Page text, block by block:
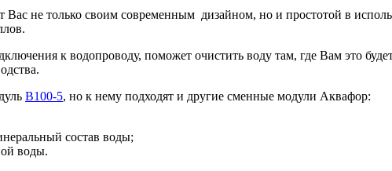
Вас не только своим современным дизайном, но и простотой в
к водопроводу, поможет очистить воду там, где Вам это
B100-5, но к нему подходят и другие сменные модули Аквафор:
состав воды;
воды.